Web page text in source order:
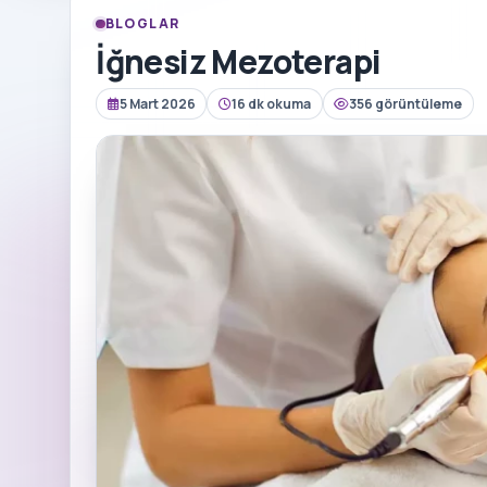
BLOGLAR
İğnesiz Mezoterapi
5 Mart 2026 16 dk okuma 356 görüntüleme